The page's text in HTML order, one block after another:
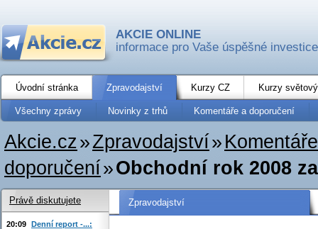
AKCIE ONLINE
informace pro Vaše úspěšné investice
Úvodní stránka Zpravodajství Kurzy CZ Kurzy
Všechny zprávy Novinky z trhů Komentáře a doporučení
Akcie.cz»Zpravodajství»
doporučení»Obchodní rok 2008
Zpravodajství
Právě diskutujete
20:09 Denní report -...: